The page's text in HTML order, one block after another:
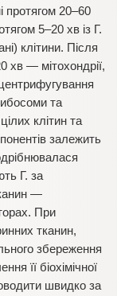
протягом 20–60
5–20 хв із Г.
клітини. Після
хв — мітохондрії,
та
клітин та
залежить
Г. за
—
При
тканин,
збереження
її біохімічної
швидко за